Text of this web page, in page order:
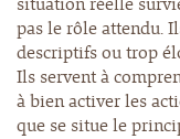
pas le rôle attendu.
descriptifs ou trop
Ils servent à
à bien activer les
que se situe le